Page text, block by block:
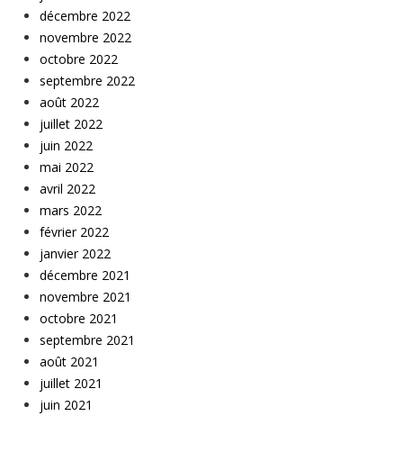
décembre 2022
novembre 2022
octobre 2022
septembre 2022
août 2022
juillet 2022
juin 2022
mai 2022
avril 2022
mars 2022
février 2022
janvier 2022
décembre 2021
novembre 2021
octobre 2021
septembre 2021
août 2021
juillet 2021
juin 2021